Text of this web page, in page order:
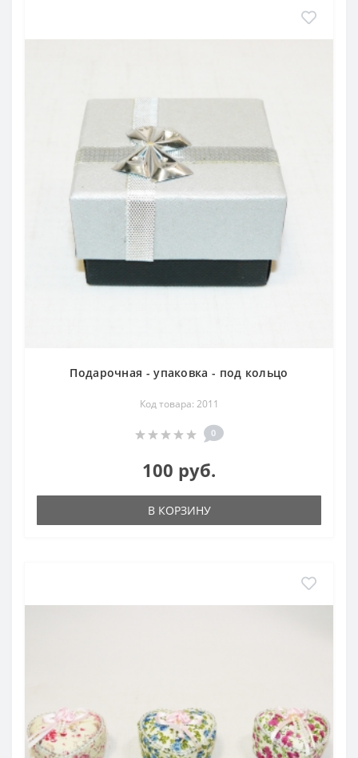
Подарочная - упаковка - под кольцо
Код товара: 2011
0
100 руб.
В КОРЗИНУ